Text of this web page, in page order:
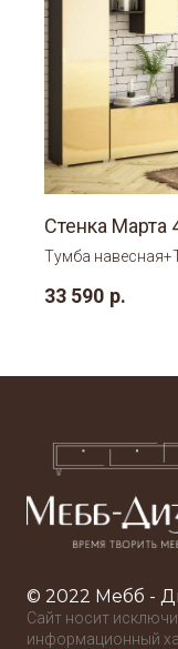
Стенка Марта
Тумба
навесной 2.
33 590 р.
© 2022 Мебб -
Сайт носит
информационный